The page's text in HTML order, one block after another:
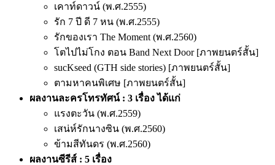
เคาท์ดาวน์ (พ.ศ.2555)
รัก 7 ปี ดี 7 หน (พ.ศ.2555)
รักของเรา The Moment (พ.ศ.2560)
โตไปไม่โกง ตอน Band Next Door [ภาพยนตร์สั้น]
sucKseed (GTH side stories) [ภาพยนตร์สั้น]
ตามหาคนพิเศษ [ภาพยนตร์สั้น]
ผลงานละครโทรทัศน์ : 3 เรื่อง ได้แก่
แรงตะวัน (พ.ศ.2559)
เสน่ห์รักนางซิน (พ.ศ.2560)
ข้ามสีทันดร (พ.ศ.2560)
ผลงานซีรีส์ : 5 เรื่อง